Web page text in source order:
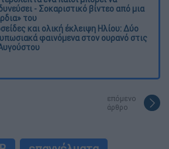
- Σοκαριστικό βίντεο από μια
του
και ολική έκλειψη Ηλίου: Δύο
φαινόμενα στον ουρανό στις
επόμενο
άρθρο